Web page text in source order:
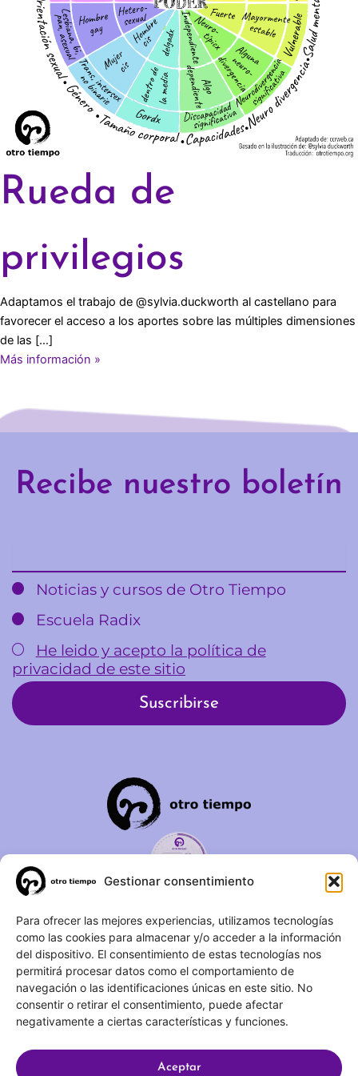
Gestionar consentimiento
Para ofrecer las mejores experiencias, utilizamos tecnologías
como las cookies para almacenar y/o acceder a la información
del dispositivo. El consentimiento de estas tecnologías nos
permitirá procesar datos como el comportamiento de
navegación o las identificaciones únicas en este sitio. No
consentir o retirar el consentimiento, puede afectar
negativamente a ciertas características y funciones.
Aceptar
Rueda de
privilegios
Adaptamos el trabajo de @sylvia.duckworth al castellano para
favorecer el acceso a los aportes sobre las múltiples dimensiones
de las […]
Más información »
Recibe nuestro boletín
Noticias y cursos de Otro Tiempo
Escuela Radix
He leido y acepto la política de
privacidad de este sitio
C/ Duque de Fernán Núñez,
2 – 1ºA 28012 – Madrid
(+34) 623 183 283
info@otrotiempo.org